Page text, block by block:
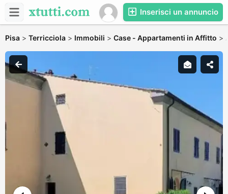
Inserisci un annuncio
Pisa > Terricciola > Immobili > Case - Appartamenti in Affitto >